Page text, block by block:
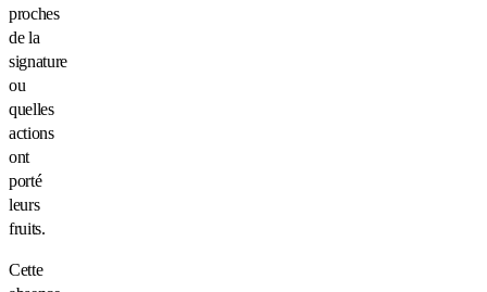
proches
de la
signature
ou
quelles
actions
ont
porté
leurs
fruits.
Cette